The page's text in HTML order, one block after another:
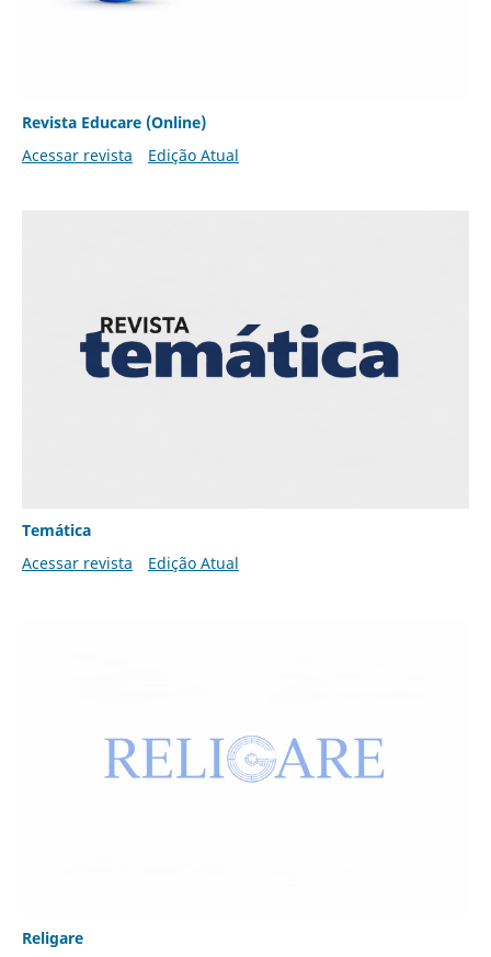
Revista Educare (Online)
Acessar revista
Edição Atual
Temática
Acessar revista
Edição Atual
Religare